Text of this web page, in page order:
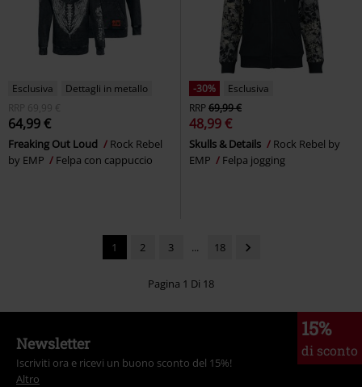
Esclusiva
Dettagli in metallo
RRP
69,99 €
64,99 €
Freaking Out Loud
Rock Rebel
by EMP
Felpa con cappuccio
-30%
Esclusiva
RRP69,99 €
48,99 €
Skulls & Details
Rock Rebel by
EMP
Felpa jogging
1 2 3 ... 18
Pagina 1 Di 18
15%
di sconto
Newsletter
Iscriviti ora e ricevi un buono sconto del 15%!
Altro